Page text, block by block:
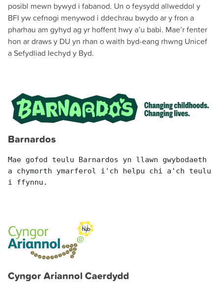
posibl mewn bywyd i fabanod. Un o feysydd allweddol y
BFI yw cefnogi menywod i ddechrau bwydo ar y fron a
pharhau am gyhyd ag yr hoffent hwy a’u babi. Mae’r fenter
hon ar draws y DU yn rhan o waith byd-eang rhwng Unicef ​​
a Sefydliad Iechyd y Byd.
Barnardos
Mae gofod teulu Barnardos yn llawn gwybodaeth
a chymorth ymarferol i'ch helpu chi a'ch teulu
i ffynnu.
Cyngor Ariannol Caerdydd